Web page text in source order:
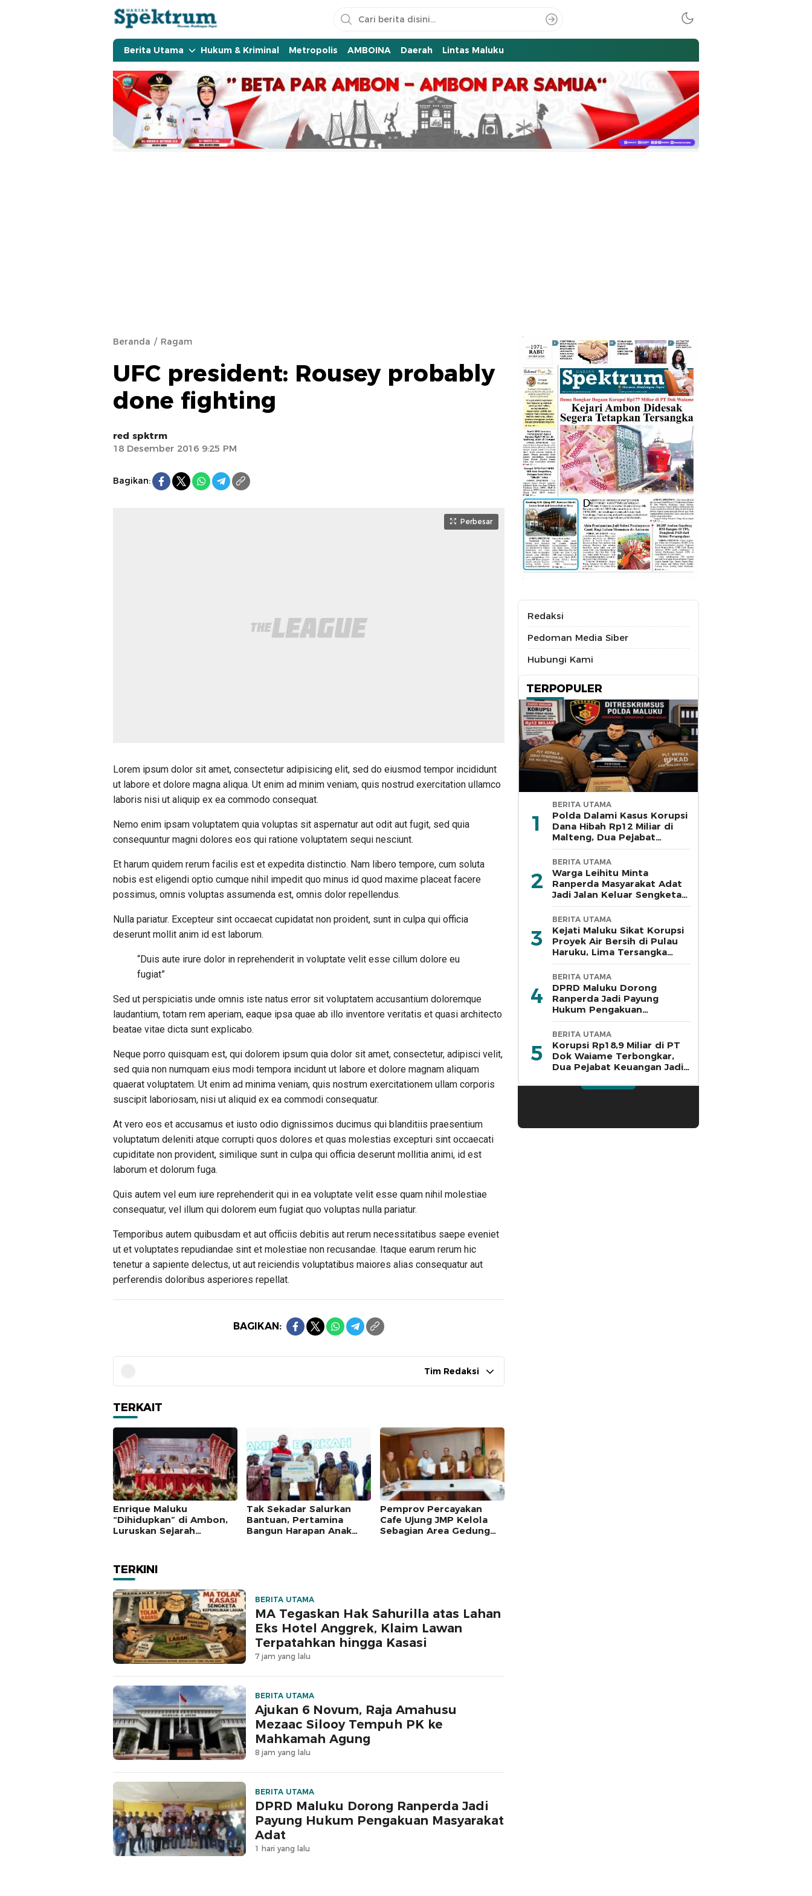
spektrumonline.com
Berita Utama Hukum & Kriminal Metropolis AMBOINA Daerah Lintas Maluku
Beranda Ragam
UFC president: Rousey probably
done fighting
red spktrm
18 Desember 2016 9:25 PM
Bagikan:
Perbesar
Lorem ipsum dolor sit amet, consectetur adipisicing elit, sed do eiusmod tempor incididunt
ut labore et dolore magna aliqua. Ut enim ad minim veniam, quis nostrud exercitation ullamco
laboris nisi ut aliquip ex ea commodo consequat.
Nemo enim ipsam voluptatem quia voluptas sit aspernatur aut odit aut fugit, sed quia
consequuntur magni dolores eos qui ratione voluptatem sequi nesciunt.
Et harum quidem rerum facilis est et expedita distinctio. Nam libero tempore, cum soluta
nobis est eligendi optio cumque nihil impedit quo minus id quod maxime placeat facere
possimus, omnis voluptas assumenda est, omnis dolor repellendus.
Nulla pariatur. Excepteur sint occaecat cupidatat non proident, sunt in culpa qui officia
deserunt mollit anim id est laborum.
“Duis aute irure dolor in reprehenderit in voluptate velit esse cillum dolore eu
fugiat”
Sed ut perspiciatis unde omnis iste natus error sit voluptatem accusantium doloremque
laudantium, totam rem aperiam, eaque ipsa quae ab illo inventore veritatis et quasi architecto
beatae vitae dicta sunt explicabo.
Neque porro quisquam est, qui dolorem ipsum quia dolor sit amet, consectetur, adipisci velit,
sed quia non numquam eius modi tempora incidunt ut labore et dolore magnam aliquam
quaerat voluptatem. Ut enim ad minima veniam, quis nostrum exercitationem ullam corporis
suscipit laboriosam, nisi ut aliquid ex ea commodi consequatur.
At vero eos et accusamus et iusto odio dignissimos ducimus qui blanditiis praesentium
voluptatum deleniti atque corrupti quos dolores et quas molestias excepturi sint occaecati
cupiditate non provident, similique sunt in culpa qui officia deserunt mollitia animi, id est
laborum et dolorum fuga.
Quis autem vel eum iure reprehenderit qui in ea voluptate velit esse quam nihil molestiae
consequatur, vel illum qui dolorem eum fugiat quo voluptas nulla pariatur.
Temporibus autem quibusdam et aut officiis debitis aut rerum necessitatibus saepe eveniet
ut et voluptates repudiandae sint et molestiae non recusandae. Itaque earum rerum hic
tenetur a sapiente delectus, ut aut reiciendis voluptatibus maiores alias consequatur aut
perferendis doloribus asperiores repellat.
BAGIKAN:
Tim Redaksi
TERKAIT
Enrique Maluku
“Dihidupkan” di Ambon,
Luruskan Sejarah
Nusantara
Tak Sekadar Salurkan
Bantuan, Pertamina
Bangun Harapan Anak
Pemprov Percayakan
Cafe Ujung JMP Kelola
Sebagian Area Gedung
TERKINI
BERITA UTAMA
MA Tegaskan Hak Sahurilla atas Lahan
Eks Hotel Anggrek, Klaim Lawan
Terpatahkan hingga Kasasi
7 jam yang lalu
BERITA UTAMA
Ajukan 6 Novum, Raja Amahusu
Mezaac Silooy Tempuh PK ke
Mahkamah Agung
8 jam yang lalu
BERITA UTAMA
DPRD Maluku Dorong Ranperda Jadi
Payung Hukum Pengakuan Masyarakat
Adat
1 hari yang lalu
Redaksi
Pedoman Media Siber
Hubungi Kami
TERPOPULER
1
BERITA UTAMA
Polda Dalami Kasus Korupsi
Dana Hibah Rp12 Miliar di
Malteng, Dua Pejabat
Pemkab Diperiksa
2
BERITA UTAMA
Warga Leihitu Minta
Ranperda Masyarakat Adat
Jadi Jalan Keluar Sengketa
Enam Dusun Tanjung Sial
3
BERITA UTAMA
Kejati Maluku Sikat Korupsi
Proyek Air Bersih di Pulau
Haruku, Lima Tersangka
Ditahan
4
BERITA UTAMA
DPRD Maluku Dorong
Ranperda Jadi Payung
Hukum Pengakuan
Masyarakat Adat
5
BERITA UTAMA
Korupsi Rp18,9 Miliar di PT
Dok Waiame Terbongkar,
Dua Pejabat Keuangan Jadi